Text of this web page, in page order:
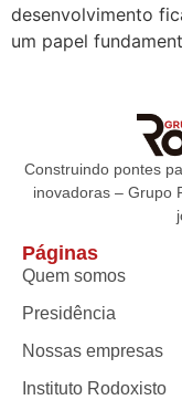
desenvolvimento
um papel
Construindo pontes
inovadoras – Grupo
Páginas
Quem somos
Presidência
Nossas empresas
Instituto Rodoxisto